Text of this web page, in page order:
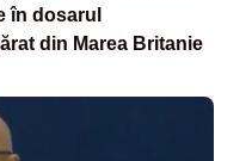
în dosarul
din Marea Britanie